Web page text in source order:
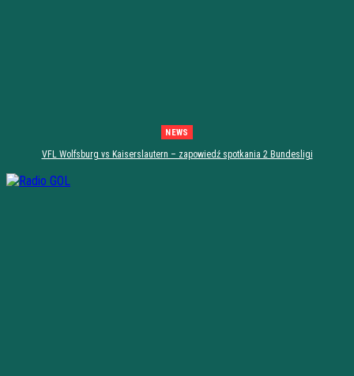
NEWS
VFL Wolfsburg vs Kaiserslautern – zapowiedź spotkania 2 Bundesligi